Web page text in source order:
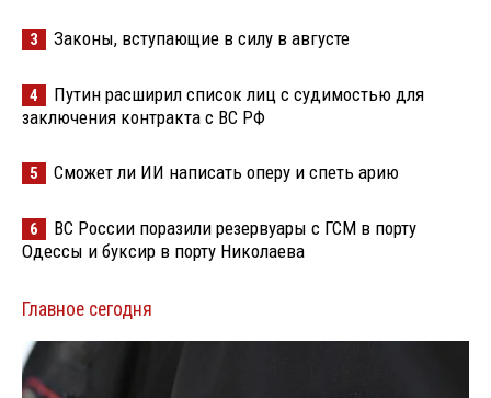
3 Законы, вступающие в силу в августе
4
Путин расширил список лиц с судимостью для
заключения контракта с ВС РФ
5 Сможет ли ИИ написать оперу и спеть арию
6
ВС России поразили резервуары с ГСМ в порту
Одессы и буксир в порту Николаева
Главное сегодня